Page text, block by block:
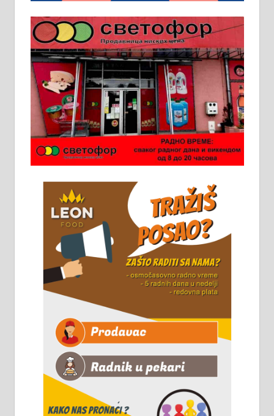
Пружам услуге завршних радова
у грађевини, хидроизолације и
молерских радова. 061/25-28-058
Ало таксију потребан возач са Б
категоријом. 064/02-85-511
Потребна два радника за рад на
стоваришту „Липа промет” у
информација доћи лично на
стовариште у улици Максима
Горког 26 сваког радног дана од
8 до 15 часова. 063/465-045
Чистим све врсте димњака.
061/32-13-445